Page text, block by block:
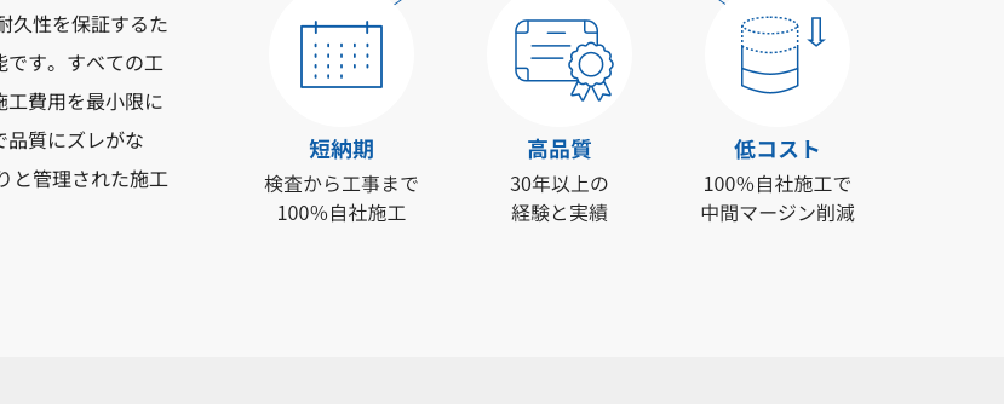
久性を保証するた
です。すべての工
費用を最小限に
質にズレがな
と管理された施工